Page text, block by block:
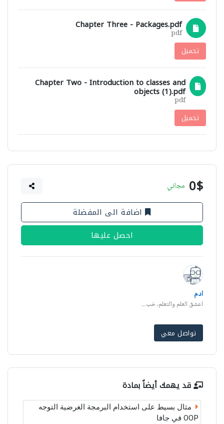
Chapter Three - Packages.pdf
pdf
تحميل
Chapter Two - Introduction to classes and
objects (1).pdf
pdf
تحميل
0$ مجاني
اضافة الى المفضلة
احصل عليها
ادم
اعشق العلم والتعلم, خب...
تواصل معي
قد يهمك أيضاً بمادة
مثال بسيط على استخدام البرمجة الغرضية التوجه
OOP في جافا